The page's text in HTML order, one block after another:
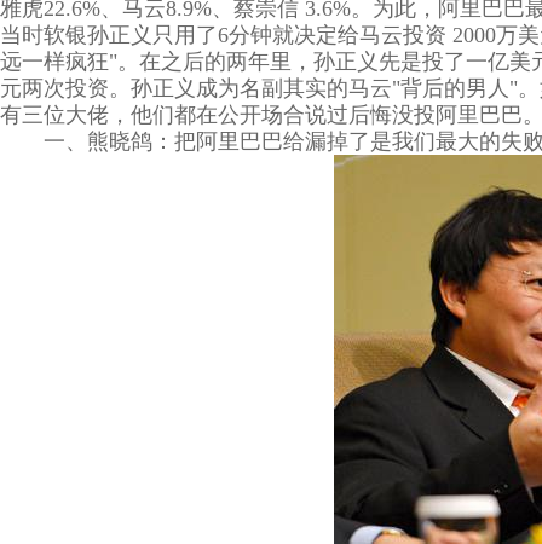
雅虎22.6%、马云8.9%、蔡崇信 3.6%。为此，阿里巴
当时软银孙正义只用了6分钟就决定给马云投资 2000万
远一样疯狂"。在之后的两年里，孙正义先是投了一亿
元两次投资。孙正义成为名副其实的马云"背后的男人"
有三位大佬，他们都在公开场合说过后悔没投阿里巴巴
一、熊晓鸽：把阿里巴巴给漏掉了是我们最大的失